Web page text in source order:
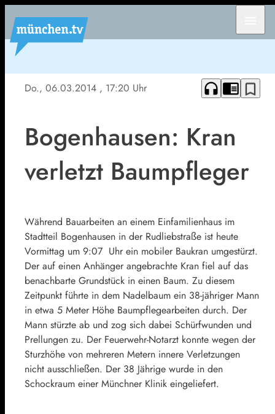
Do., 06.03.2014 , 17:20 Uhr headphones chrome_reader_mode bookmark_border
Bogenhausen: Kran
verletzt Baumpfleger
Während Bauarbeiten an einem Einfamilienhaus im
Stadtteil Bogenhausen in der Rudliebstraße ist heute
Vormittag um 9:07 Uhr ein mobiler Baukran umgestürzt.
Der auf einen Anhänger angebrachte Kran fiel auf das
benachbarte Grundstück in einen Baum. Zu diesem
Zeitpunkt führte in dem Nadelbaum ein 38-jähriger Mann
in etwa 5 Meter Höhe Baumpflegearbeiten durch. Der
Mann stürzte ab und zog sich dabei Schürfwunden und
Prellungen zu. Der Feuerwehr-Notarzt konnte wegen der
Sturzhöhe von mehreren Metern innere Verletzungen
nicht ausschließen. Der 38 Jährige wurde in den
Schockraum einer Münchner Klinik eingeliefert.